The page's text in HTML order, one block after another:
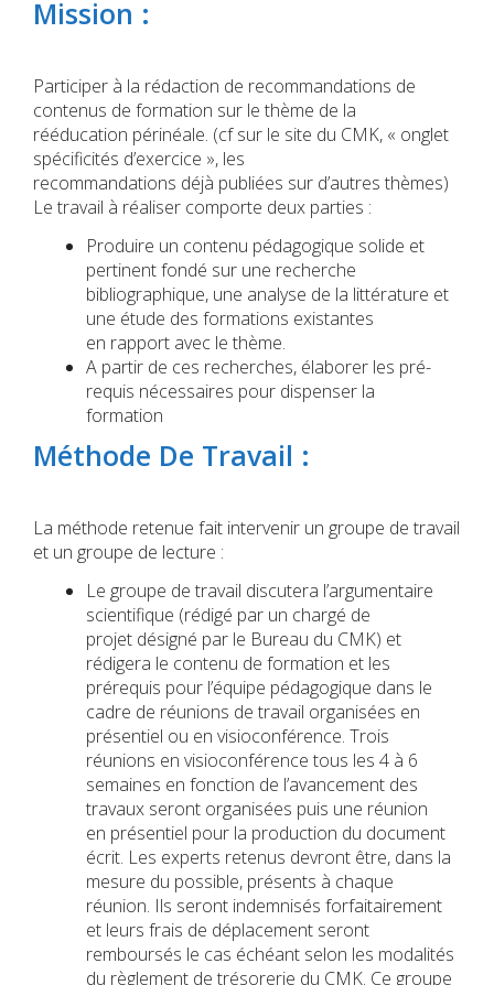
Mission :
Participer à la rédaction de recommandations de
contenus de formation sur le thème de la
rééducation périnéale. (cf sur le site du CMK, « onglet
spécificités d’exercice », les
recommandations déjà publiées sur d’autres thèmes)
Le travail à réaliser comporte deux parties :
Produire un contenu pédagogique solide et
pertinent fondé sur une recherche
bibliographique, une analyse de la littérature et
une étude des formations existantes
en rapport avec le thème.
A partir de ces recherches, élaborer les pré-
requis nécessaires pour dispenser la
formation
Méthode De Travail :
La méthode retenue fait intervenir un groupe de travail
et un groupe de lecture :
Le groupe de travail discutera l’argumentaire
scientifique (rédigé par un chargé de
projet désigné par le Bureau du CMK) et
rédigera le contenu de formation et les
prérequis pour l’équipe pédagogique dans le
cadre de réunions de travail organisées en
présentiel ou en visioconférence. Trois
réunions en visioconférence tous les 4 à 6
semaines en fonction de l’avancement des
travaux seront organisées puis une réunion
en présentiel pour la production du document
écrit. Les experts retenus devront être, dans la
mesure du possible, présents à chaque
réunion. Ils seront indemnisés forfaitairement
et leurs frais de déplacement seront
remboursés le cas échéant selon les modalités
du règlement de trésorerie du CMK. Ce groupe